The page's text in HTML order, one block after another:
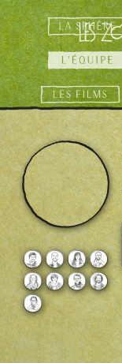
Aller
au
contenu
principal
Étalonnage